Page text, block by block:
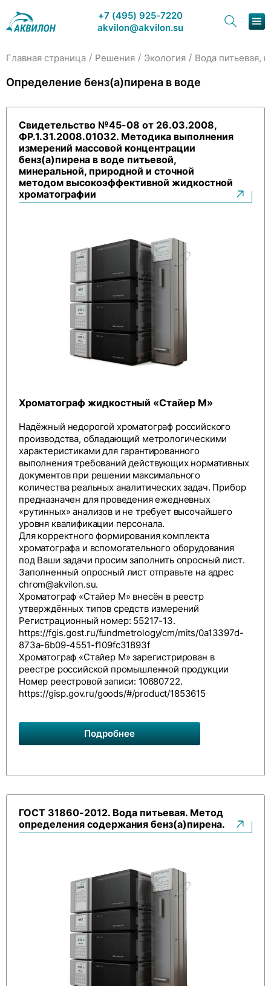
+7 (495) 925-7220
akvilon@akvilon.su
Сервис и ремонт
Главная страница / Решения / Экология / Вода питьевая,
Определение бенз(a)пирена в воде
Свидетельство №45-08 от 26.03.2008,
ФР.1.31.2008.01032. Методика выполнения
измерений массовой концентрации
бенз(а)пирена в воде питьевой,
минеральной, природной и сточной
методом высокоэффективной жидкостной
хроматографии
Хроматограф жидкостный «Стайер М»
Надёжный недорогой хроматограф российского
производства, обладающий метрологическими
характеристиками для гарантированного
выполнения требований действующих нормативных
документов при решении максимального
количества реальных аналитических задач. Прибор
предназначен для проведения ежедневных
«рутинных» анализов и не требует высочайшего
уровня квалификации персонала.
Для корректного формирования комплекта
хроматографа и вспомогательного оборудования
под Ваши задачи просим заполнить опросный лист.
Заполненный опросный лист отправьте на адрес
chrom@akvilon.su.
Хроматограф «Стайер М» внесён в реестр
утверждённых типов средств измерений
Регистрационный номер: 55217-13.
https://fgis.gost.ru/fundmetrology/cm/mits/0a13397d-
873a-6b09-4551-f109fc31893f
Хроматограф «Стайер М» зарегистрирован в
реестре российской промышленной продукции
Номер реестровой записи: 10680722.
https://gisp.gov.ru/goods/#/product/1853615
Подробнее
ГОСТ 31860-2012. Вода питьевая. Метод
определения содержания бенз(а)пирена.